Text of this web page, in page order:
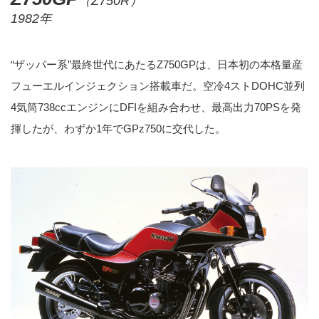
1982年
“ザッパー系”最終世代にあたるZ750GPは、日本初の本格量産
フューエルインジェクション搭載車だ。空冷4ストDOHC並列
4気筒738ccエンジンにDFIを組み合わせ、最高出力70PSを発
揮したが、わずか1年でGPz750に交代した。